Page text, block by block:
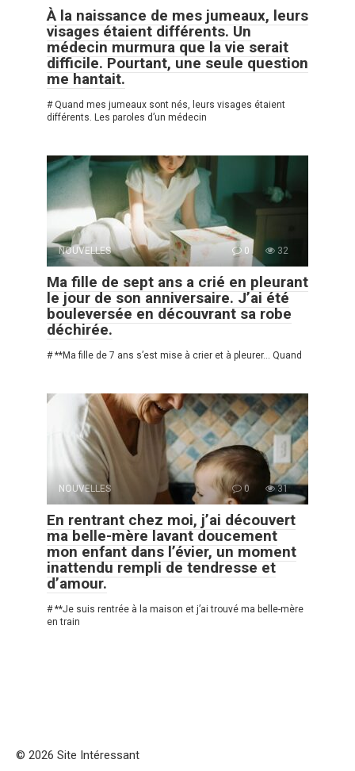
À la naissance de mes jumeaux, leurs
visages étaient différents. Un
médecin murmura que la vie serait
difficile. Pourtant, une seule question
me hantait.
# Quand mes jumeaux sont nés, leurs visages étaient
différents. Les paroles d’un médecin
NOUVELLES 0 32
Ma fille de sept ans a crié en pleurant
le jour de son anniversaire. J’ai été
bouleversée en découvrant sa robe
déchirée.
# **Ma fille de 7 ans s’est mise à crier et à pleurer… Quand
NOUVELLES 0 31
En rentrant chez moi, j’ai découvert
ma belle-mère lavant doucement
mon enfant dans l’évier, un moment
inattendu rempli de tendresse et
d’amour.
# **Je suis rentrée à la maison et j’ai trouvé ma belle-mère
en train
© 2026 Site Intéressant